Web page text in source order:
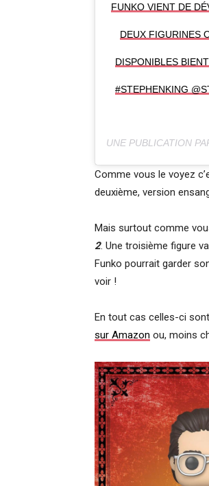
FUNKO VIENT DE
DEUX FIGURINES
DISPONIBLES
#STEPHENKING
UNE PUBLICATION
Comme vous le voyez
deuxième, version
Mais surtout comme
2. Une troisième figure
Funko pourrait garder
voir !
En tout cas celles-ci
sur Amazon ou, moins